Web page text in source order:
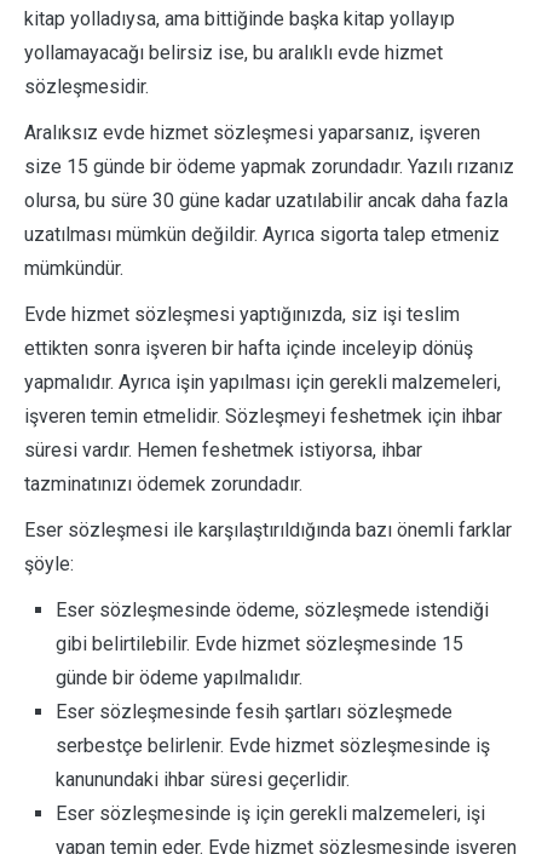
kitap yolladıysa, ama bittiğinde başka kitap yollayıp
yollamayacağı belirsiz ise, bu aralıklı evde hizmet
sözleşmesidir.
Aralıksız evde hizmet sözleşmesi yaparsanız, işveren
size 15 günde bir ödeme yapmak zorundadır. Yazılı rızanız
olursa, bu süre 30 güne kadar uzatılabilir ancak daha fazla
uzatılması mümkün değildir. Ayrıca sigorta talep etmeniz
mümkündür.
Evde hizmet sözleşmesi yaptığınızda, siz işi teslim
ettikten sonra işveren bir hafta içinde inceleyip dönüş
yapmalıdır. Ayrıca işin yapılması için gerekli malzemeleri,
işveren temin etmelidir. Sözleşmeyi feshetmek için ihbar
süresi vardır. Hemen feshetmek istiyorsa, ihbar
tazminatınızı ödemek zorundadır.
Eser sözleşmesi ile karşılaştırıldığında bazı önemli farklar
şöyle:
Eser sözleşmesinde ödeme, sözleşmede istendiği
gibi belirtilebilir. Evde hizmet sözleşmesinde 15
günde bir ödeme yapılmalıdır.
Eser sözleşmesinde fesih şartları sözleşmede
serbestçe belirlenir. Evde hizmet sözleşmesinde iş
kanunundaki ihbar süresi geçerlidir.
Eser sözleşmesinde iş için gerekli malzemeleri, işi
yapan temin eder. Evde hizmet sözleşmesinde işveren